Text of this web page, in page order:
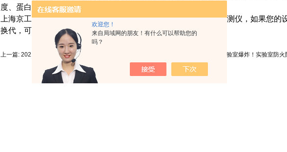
欢迎您！
来自局域网的朋友！有什么可以帮助您的
吗？
度、蛋白稳定性的行业传统问题。助力您的产品把控。
上海京工是水质分析解决方案供应四，我们致力于提供优质水质检测仪，如果您的
换代，可咨询京工水质分析仪工程师。
上一篇: 2021中国国际海事展虽延期 我们线上沟通无限 突发！南京一大学实验室爆炸！实验室防火